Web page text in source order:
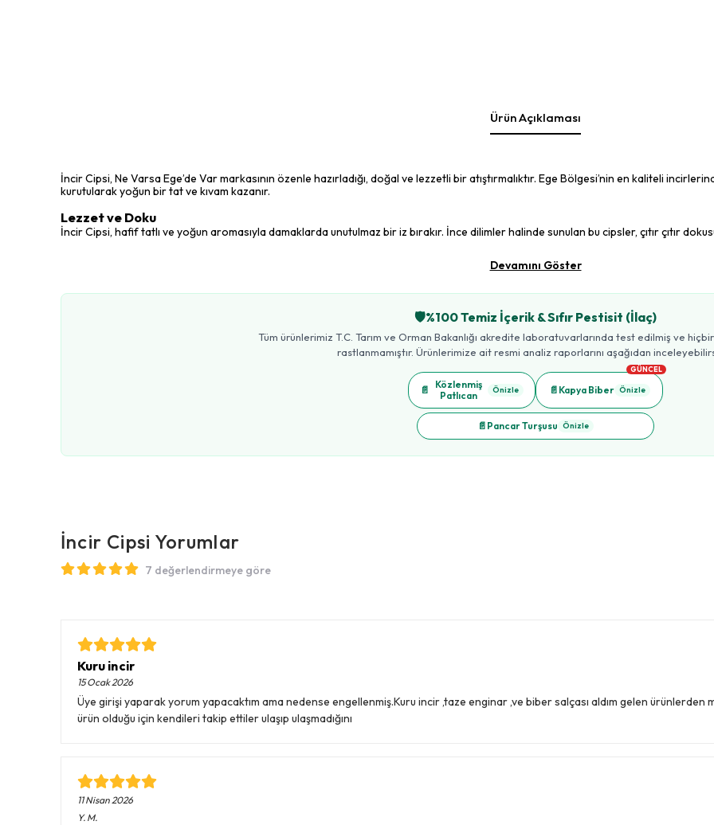
Ürün Açıklaması
İncir Cipsi, Ne Varsa Ege’de Var markasının özenle hazırladığı, doğal ve lezzetli bir atıştırmalıktır. Ege Bölgesi’nin en kaliteli
kurutularak yoğun bir tat ve kıvam kazanır.
Lezzet ve Doku
İncir Cipsi, hafif tatlı ve yoğun aromasıyla damaklarda unutulmaz bir iz bırakır. İnce dilimler halinde sunulan bu cipsler, çıtır çıtır
Devamını Göster
🛡️%100 Temiz İçerik & Sıfır Pestisit (İlaç)
Tüm ürünlerimiz T.C. Tarım ve Orman Bakanlığı akredite laboratuvarlarında test edilmiş ve hiçbir
rastlanmamıştır. Ürünlerimize ait resmi analiz raporlarını aşağıdan
📄
Közlenmiş
Patlıcan
Önizle 📄 Kapya Biber
GÜNCEL
Önizle
📄 Pancar Turşusu Önizle
İncir Cipsi Yorumlar
7 değerlendirmeye göre
Kuru incir
15 Ocak 2026
Üye girişi yaparak yorum yapacaktım ama nedense engellenmiş.Kuru incir ,taze enginar ,ve biber salçası aldım gelen ürünlerden
ürün olduğu için kendileri takip ettiler ulaşıp ulaşmadığını
11 Nisan 2026
Y. M.